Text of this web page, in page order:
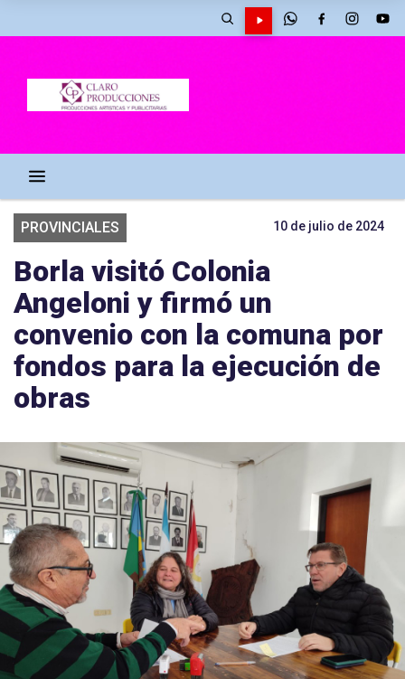
PROVINCIALES 10 de julio de 2024
Borla visitó Colonia
Angeloni y firmó un
convenio con la comuna por
fondos para la ejecución de
obras